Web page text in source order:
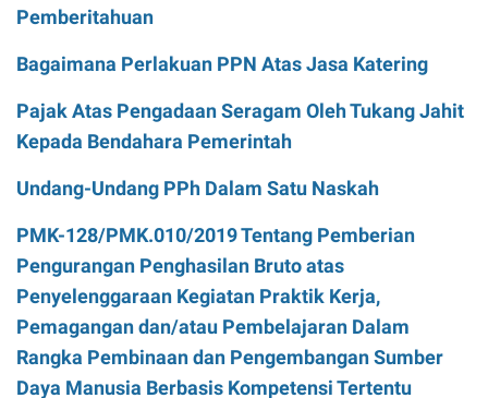
Pemberitahuan
Bagaimana Perlakuan PPN Atas Jasa Katering
Pajak Atas Pengadaan Seragam Oleh Tukang Jahit
Kepada Bendahara Pemerintah
Undang-Undang PPh Dalam Satu Naskah
PMK-128/PMK.010/2019 Tentang Pemberian
Pengurangan Penghasilan Bruto atas
Penyelenggaraan Kegiatan Praktik Kerja,
Pemagangan dan/atau Pembelajaran Dalam
Rangka Pembinaan dan Pengembangan Sumber
Daya Manusia Berbasis Kompetensi Tertentu